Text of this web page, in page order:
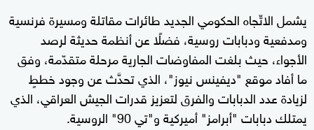
يشمل الاتّجاه الحكومي الجديد طائرات مقاتلة ومسيرة فرنسية
ومدفعية ودبابات روسية، فضلًا عن أنظمة حديثة لرصد
الأجواء، حيث بلغت المفاوضات الجارية مرحلة متقدّمة، وفق
ما أفاد موقع "ديفينس نيوز"، الذي تحدَّث عن وجود خططٍ
لزيادة عدد الدبابات والفرق لتعزيز قدرات الجيش العراقي، الذي
يمتلك دبابات "أبرامز" أميركية و"تي 90" الروسية.